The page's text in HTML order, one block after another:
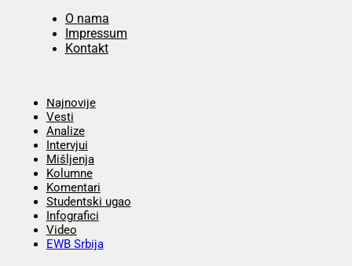
O nama
Impressum
Kontakt
Najnovije
Vesti
Analize
Intervjui
Mišljenja
Kolumne
Komentari
Studentski ugao
Infografici
Video
EWB Srbija